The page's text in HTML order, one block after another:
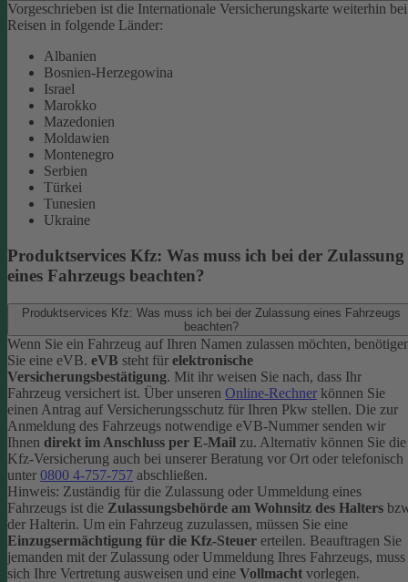
Vorgeschrieben ist die Internationale Versicherungskarte weiterhin bei
Reisen in folgende Länder:
Albanien
Bosnien-Herzegowina
Israel
Marokko
Mazedonien
Moldawien
Montenegro
Serbien
Türkei
Tunesien
Ukraine
Produktservices Kfz: Was muss ich bei der Zulassung
eines Fahrzeugs beachten?
Produktservices Kfz: Was muss ich bei der Zulassung eines Fahrzeugs
beachten?
Wenn Sie ein Fahrzeug auf Ihren Namen zulassen möchten,
Sie eine eVB. eVB steht für elektronische
Versicherungsbestätigung. Mit ihr weisen Sie nach, dass Ihr
Fahrzeug versichert ist. Über unseren Online-Rechner können Sie
einen Antrag auf Versicherungsschutz für Ihren Pkw stellen. Die zur
Anmeldung des Fahrzeugs notwendige eVB-Nummer senden wir
Ihnen direkt im Anschluss per E-Mail zu. Alternativ können Sie die
Kfz-Versicherung auch bei unserer Beratung vor Ort oder telefonisch
unter 0800 4-757-757 abschließen.
Hinweis: Zuständig für die Zulassung oder Ummeldung eines
Fahrzeugs ist die Zulassungsbehörde am Wohnsitz des Halters
der Halterin. Um ein Fahrzeug zuzulassen, müssen Sie eine
Einzugsermächtigung für die Kfz-Steuer erteilen. Beauftragen Sie
jemanden mit der Zulassung oder Ummeldung Ihres Fahrzeugs, muss
sich Ihre Vertretung ausweisen und eine Vollmacht vorlegen.